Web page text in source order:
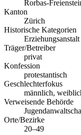
Rorbas-
Kanton
Zürich
Historische Kategorien
Erziehungsanstalt
Träger/Betreiber
privat
Konfession
protestantisch
Geschlechterfokus
männlich,
Verweisende Behörde
Orte/Bezirke
20–49